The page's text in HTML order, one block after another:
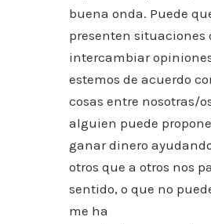
buena onda. Puede
presenten situaciones
intercambiar
estemos de acuerdo
cosas entre nosotras/
alguien puede
ganar dinero
otros que a otros nos
sentido, o que no
me ha